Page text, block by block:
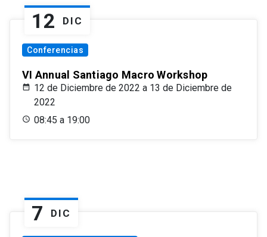
12 DIC
Conferencias
VI Annual Santiago Macro Workshop
12 de Diciembre de 2022 a 13 de Diciembre de
2022
08:45 a 19:00
7 DIC